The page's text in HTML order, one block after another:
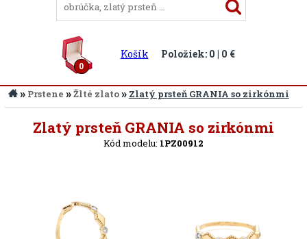
0
Košík Položiek: 0 | 0 €
» Prstene »Žlté zlato» Zlatý prsteň GRANIA so zirkónmi
Zlatý prsteň GRANIA so zirkónmi
Kód modelu: 1PZ00912
Späť